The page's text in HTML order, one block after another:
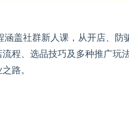
盖社群新人课，从开店、防
程、选品技巧及多种推广玩
路。